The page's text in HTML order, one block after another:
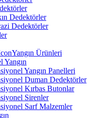
Dedektörler
Dedektörler
Yangın Ürünleri
Yangın
Yangın Panelleri
Duman Dedektörler
Kırbas Butonlar
Sirenler
Sarf Malzemler